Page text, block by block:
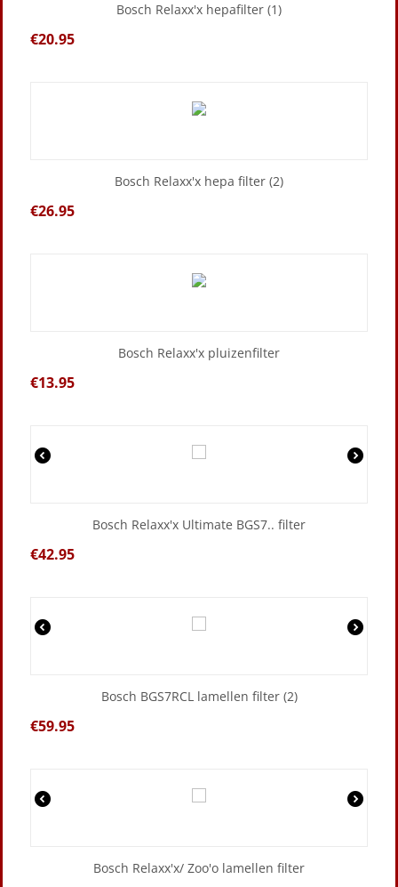
Bosch Relaxx'x hepafilter (1)
€20.95
Bosch Relaxx'x hepa filter (2)
€26.95
Bosch Relaxx'x pluizenfilter
€13.95
Bosch Relaxx'x Ultimate BGS7.. filter
€42.95
Bosch BGS7RCL lamellen filter (2)
€59.95
Bosch Relaxx'x/ Zoo'o lamellen filter